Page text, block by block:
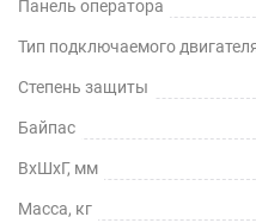
Панель оператора
Тип подключаемого
Степень защиты
Байпас
ВхШхГ, мм
Масса, кг